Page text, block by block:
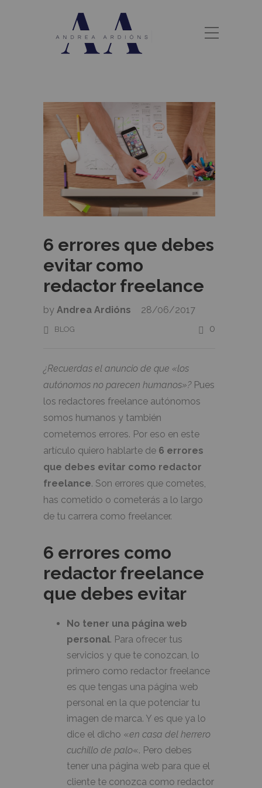
6 errores que debes
evitar como
redactor freelance
by Andrea Ardións 28/06/2017
BLOG 0
¿Recuerdas el anuncio de que «los
autónomos no parecen humanos»?Pues
los redactores freelance autónomos
somos humanos y también
cometemos errores. Por eso en este
artículo quiero hablarte de 6 errores
que debes evitar como redactor
freelance. Son errores que cometes,
has cometido o cometerás a lo largo
de tu carrera como freelancer.
6 errores como
redactor freelance
que debes evitar
No tener una página web
personal. Para ofrecer tus
servicios y que te conozcan, lo
primero como redactor freelance
es que tengas una página web
personal en la que potenciar tu
imagen de marca. Y es que ya lo
dice el dicho «en casa del herrero
cuchillo de palo«. Pero debes
tener una página web para que el
cliente te conozca como redactor